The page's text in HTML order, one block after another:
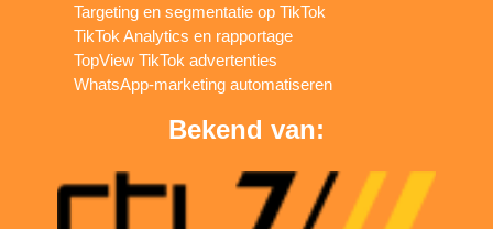
Targeting en segmentatie op TikTok
TikTok Analytics en rapportage
TopView TikTok advertenties
WhatsApp-marketing automatiseren
Bekend van: